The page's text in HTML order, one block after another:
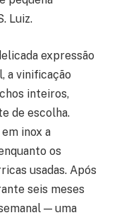
Luiz.
expressão
a vinificação
inteiros,
de escolha.
inox a
os
usadas. Após
seis meses
— uma